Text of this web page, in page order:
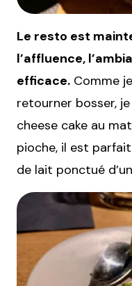
Le resto est
l’affluence,
efficace. Comme
retourner bosser,
cheese cake au
pioche, il est
de lait ponctué